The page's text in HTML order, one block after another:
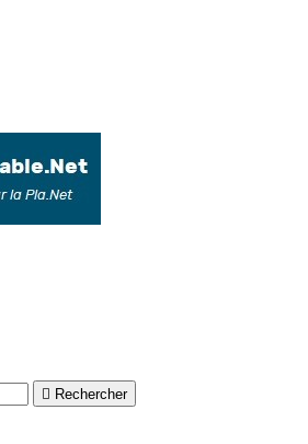
 Rechercher